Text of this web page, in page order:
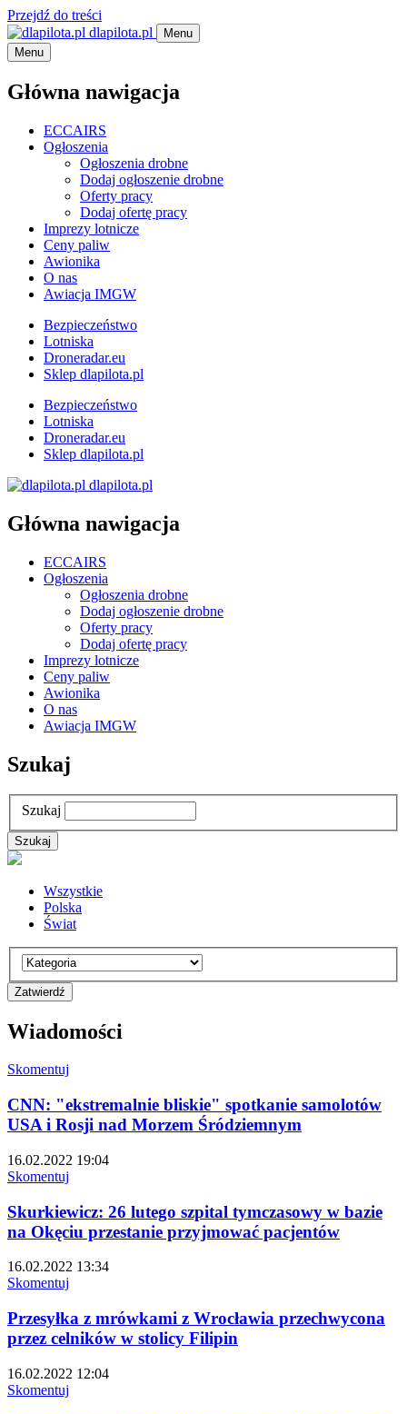
Przejdź do treści
dlapilota.pl
Menu
Menu
Główna nawigacja
ECCAIRS
Ogłoszenia
Ogłoszenia drobne
Dodaj ogłoszenie drobne
Oferty pracy
Dodaj ofertę pracy
Imprezy lotnicze
Ceny paliw
Awionika
O nas
Awiacja IMGW
Bezpieczeństwo
Lotniska
Droneradar.eu
Sklep dlapilota.pl
Bezpieczeństwo
Lotniska
Droneradar.eu
Sklep dlapilota.pl
dlapilota.pl
Główna nawigacja
ECCAIRS
Ogłoszenia
Ogłoszenia drobne
Dodaj ogłoszenie drobne
Oferty pracy
Dodaj ofertę pracy
Imprezy lotnicze
Ceny paliw
Awionika
O nas
Awiacja IMGW
Szukaj
Szukaj
Wszystkie
Polska
Świat
Wiadomości
Skomentuj
CNN: "ekstremalnie bliskie" spotkanie samolotów
USA i Rosji nad Morzem Śródziemnym
16.02.2022 19:04
Skomentuj
Skurkiewicz: 26 lutego szpital tymczasowy w bazie
na Okęciu przestanie przyjmować pacjentów
16.02.2022 13:34
Skomentuj
Przesyłka z mrówkami z Wrocławia przechwycona
przez celników w stolicy Filipin
16.02.2022 12:04
Skomentuj